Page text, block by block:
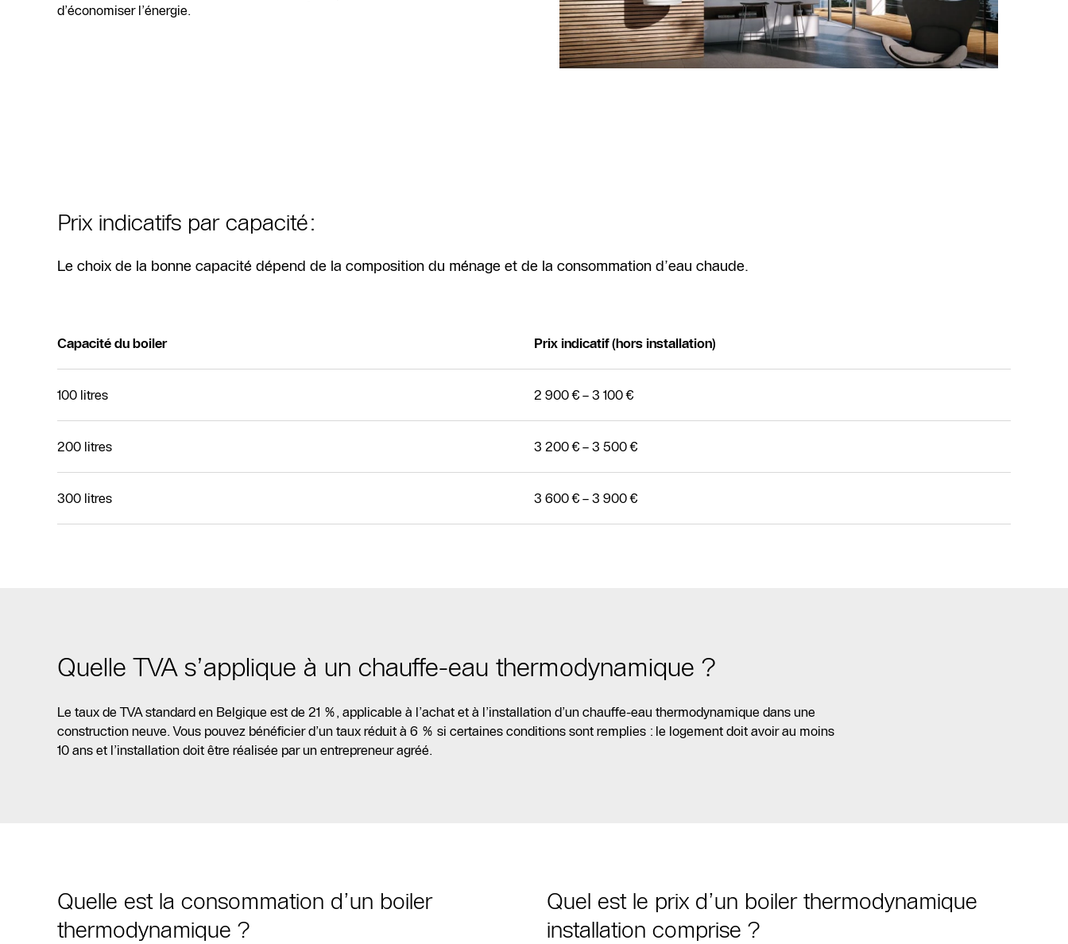
d’économiser l’énergie.
Prix indicatifs par capacité:
Le choix de la bonne capacité dépend de la composition du ménage et de la consommation d’eau chaude.
Capacité du boiler Prix indicatif (hors installation)
100 litres 2 900 € – 3 100 €
200 litres 3 200 € – 3 500 €
300 litres 3 600 € – 3 900 €
Quelle TVA s’applique à un chauffe-eau thermodynamique ?
Le taux de TVA standard en Belgique est de 21 %, applicable à l’achat et à l’installation d’un chauffe-eau thermodynamique dans une
construction neuve. Vous pouvez bénéficier d’un taux réduit à 6 % si certaines conditions sont remplies : le logement doit avoir au moins
10 ans et l’installation doit être réalisée par un entrepreneur agréé.
Quelle est la consommation d’un boiler
thermodynamique ?
Quel est le prix d’un boiler thermodynamique
installation comprise ?